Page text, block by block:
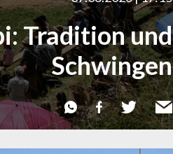
Tradition und
Schwingen